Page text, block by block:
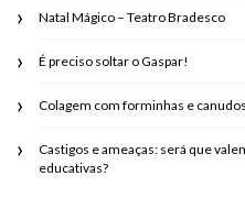
Natal Mágico – Teatro Bradesco
É preciso soltar o Gaspar!
Colagem com forminhas e canudos
Castigos e ameaças: será que
educativas?